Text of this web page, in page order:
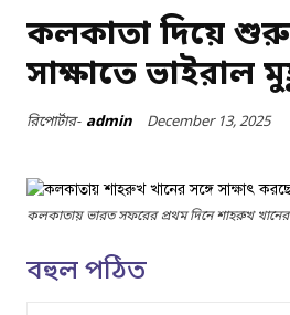
কলকাতা দিয়ে
সাক্ষাতে ভাইরাল
রিপোর্টার- admin December 13, 2025
কলকাতায় ভারত সফরের প্রথম দিনে শাহরুখ খানের
বহুল পঠিত